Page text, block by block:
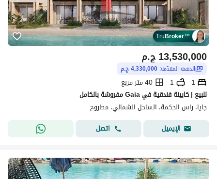
TruBroker™
ج.م13,530,000
الدفعة المقدّمة: 4,330,000 ج.م
1
1
40 متر مربع
للبيع | كابينة فندقية في Gaia مفروشة بالكامل
جايا، راس الحكمة، الساحل الشمالي، مطروح
الإيميل
اتصل